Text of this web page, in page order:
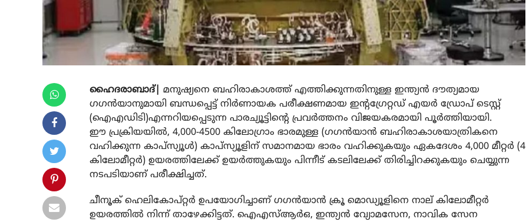
ഹൈദരാബാദ്| മനുഷ്യനെ ബഹിരാകാശത്ത് എത്തിക്കുന്നതിനുള്ള ഇന്ത്യന്‍ ദൗത്യമായ
ഗഗന്‍യാനുമായി ബന്ധപ്പെട്ട് നിര്‍ണായക പരീക്ഷണമായ ഇന്റഗ്രേറ്റഡ് എയര്‍ ഡ്രോപ് ടെസ്റ്റ്
(ഐഎഡിടി)എന്നറിയപ്പെടുന്ന പാരച്യൂട്ടിന്റെ പ്രവര്‍ത്തനം വിജയകരമായി പൂര്‍ത്തിയായി.
ഈ പ്രക്രിയയില്‍, 4,000-4500 കിലോഗ്രാം ഭാരമുള്ള (ഗഗന്‍യാന്‍ ബഹിരാകാശയാത്രികനെ
വഹിക്കുന്ന കാപ്‌സ്യൂള്‍) കാപ്‌സ്യൂളിന് സമാനമായ ഭാരം വഹിക്കുകയും ഏകദേശം 4,000 മീറ്റര്‍ (4
കിലോമീറ്റര്‍) ഉയരത്തിലേക്ക് ഉയര്‍ത്തുകയും പിന്നീട് കടലിലേക്ക് തിരിച്ചിറക്കുകയും ചെയ്യുന്ന
നടപടിയാണ് പരീക്ഷിച്ചത്.
ചീനൂക് ഹെലികോപ്റ്റര്‍ ഉപയോഗിച്ചാണ് ഗഗന്‍യാന്‍ ക്രൂ മൊഡ്യൂളിനെ നാല് കിലോമീറ്റര്‍
ഉയരത്തില്‍ നിന്ന് താഴേക്കിട്ടത്. ഐഎസ്ആര്‍ഒ, ഇന്ത്യന്‍ വ്യോമസേന, നാവിക സേന